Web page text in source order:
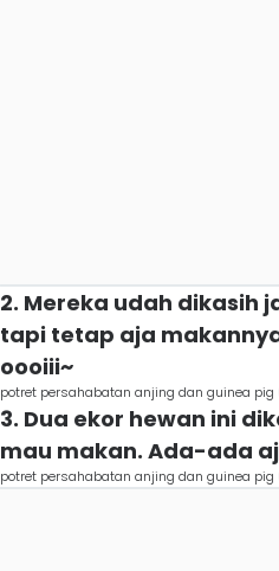
2. Mereka udah dikasih
tapi tetap aja
oooiii~
potret persahabatan anjing dan guinea
3. Dua ekor hewan ini
mau makan. Ada-ada
potret persahabatan anjing dan guinea